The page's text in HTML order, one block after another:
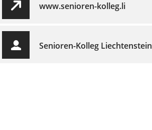
www.senioren-kolleg.li
Senioren-Kolleg Liechtenstein